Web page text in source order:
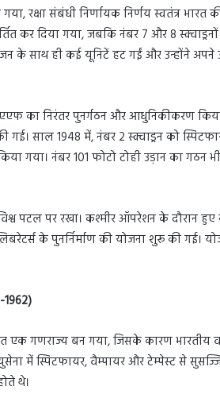
रक्षा संबंधी निर्णायक निर्णय स्वतंत्र भारत
कर दिया गया, जबकि नंबर 7 और 8
के साथ ही कई यूनिटें हट गईं और उन्होंने
का निरंतर पुनर्गठन और आधुनिकीकरण
गई। साल 1948 में, नंबर 2 स्क्वाड्रन को
गया। नंबर 101 फोटो टोही उड़ान का
पटल पर रखा। कश्मीर ऑपरेशन के दौरान हुए
के पुनर्निर्माण की योजना शुरू की गई।
1962)
एक गणराज्य बन गया, जिसके कारण
में स्पिटफायर, वैम्पायर और टेम्पेस्ट से
थे।